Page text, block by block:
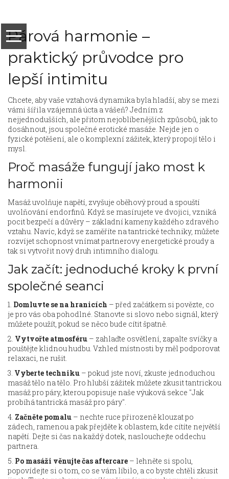
Párová harmonie –
praktický průvodce pro
lepší intimitu
Chcete, aby vaše vztahová dynamika byla hladší, aby se mezi
vámi šířila vzájemná úcta a vášeň? Jedním z
nejjednodušších, ale přitom nejoblíbenějších způsobů, jak to
dosáhnout, jsou společné erotické masáže. Nejde jen o
fyzické potěšení, ale o komplexní zážitek, který propojí tělo i
mysl.
Proč masáže fungují jako most k
harmonii
Masáž uvolňuje napětí, zvyšuje oběhový proud a spouští
uvolňování endorfinů. Když se masírujete ve dvojici, vzniká
pocit bezpečí a důvěry – základní kameny každého zdravého
vztahu. Navíc, když se zaměříte na tantrické techniky, můžete
rozvíjet schopnost vnímat partnerovy energetické proudy a
tak si vytvořit nový druh intimního dialogu.
Jak začít: jednoduché kroky k první
společné seanci
1. Domluvte se na hranicích – před začátkem si povězte, co
je pro vás oba pohodlné. Stanovte si slovo nebo signál, který
můžete použít, pokud se něco bude cítit špatně.
2. Vytvořte atmosféru – zahlaďte osvětlení, zapalte svíčky a
pouštějte klidnou hudbu. Vzhled místnosti by měl podporovat
relaxaci, ne rušit.
3. Vyberte techniku – pokud jste noví, zkuste jednoduchou
masáž tělo na tělo. Pro hlubší zážitek můžete zkusit tantrickou
masáž pro páry, kterou popisuje naše výuková sekce "Jak
probíhá tantrická masáž pro páry".
4. Začněte pomalu – nechte ruce přirozeně klouzat po
zádech, ramenou a pak přejděte k oblastem, kde cítíte největší
napětí. Dejte si čas na každý dotek, naslouchejte oddechu
partnera.
5. Po masáži věnujte čas aftercare – lehněte si spolu,
popovídejte si o tom, co se vám líbilo, a co byste chtěli zkusit